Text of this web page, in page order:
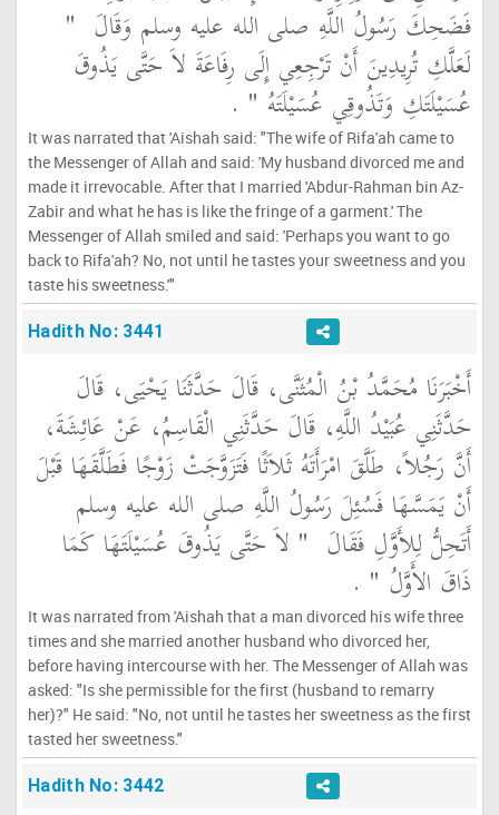
فَضَحِكَ رَسُولُ اللَّهِ صلى الله عليه وسلم وَقَالَ ‏ "‏
لَعَلَّكِ تُرِيدِينَ أَنْ تَرْجِعِي إِلَى رِفَاعَةَ لاَ حَتَّى يَذُوقَ
عُسَيْلَتَكِ وَتَذُوقِي عُسَيْلَتَهُ ‏" ‏ ‏.‏
It was narrated that 'Aishah said: "The wife of Rifa'ah came to
the Messenger of Allah and said: 'My husband divorced me and
made it irrevocable. After that I married 'Abdur-Rahman bin Az-
Zabir and what he has is like the fringe of a garment.' The
Messenger of Allah smiled and said: 'Perhaps you want to go
back to Rifa'ah? No, not until he tastes your sweetness and you
taste his sweetness.'"
Hadith No: 3441
أَخْبَرَنَا مُحَمَّدُ بْنُ الْمُثَنَّى، قَالَ حَدَّثَنَا يَحْيَى، قَالَ
حَدَّثَنِي عُبَيْدُ اللَّهِ، قَالَ حَدَّثَنِي الْقَاسِمُ، عَنْ عَائِشَةَ،
أَنَّ رَجُلاً، طَلَّقَ امْرَأَتَهُ ثَلاَثًا فَتَزَوَّجَتْ زَوْجًا فَطَلَّقَهَا قَبْلَ
أَنْ يَمَسَّهَا فَسُئِلَ رَسُولُ اللَّهِ صلى الله عليه وسلم
أَتَحِلُّ لِلأَوَّلِ فَقَالَ ‏ "‏ لاَ حَتَّى يَذُوقَ عُسَيْلَتَهَا كَمَا
ذَاقَ الأَوَّلُ ‏" ‏ ‏.‏
It was narrated from 'Aishah that a man divorced his wife three
times and she married another husband who divorced her,
before having intercourse with her. The Messenger of Allah was
asked: "Is she permissible for the first (husband to remarry
her)?" He said: "No, not until he tastes her sweetness as the first
tasted her sweetness."
Hadith No: 3442